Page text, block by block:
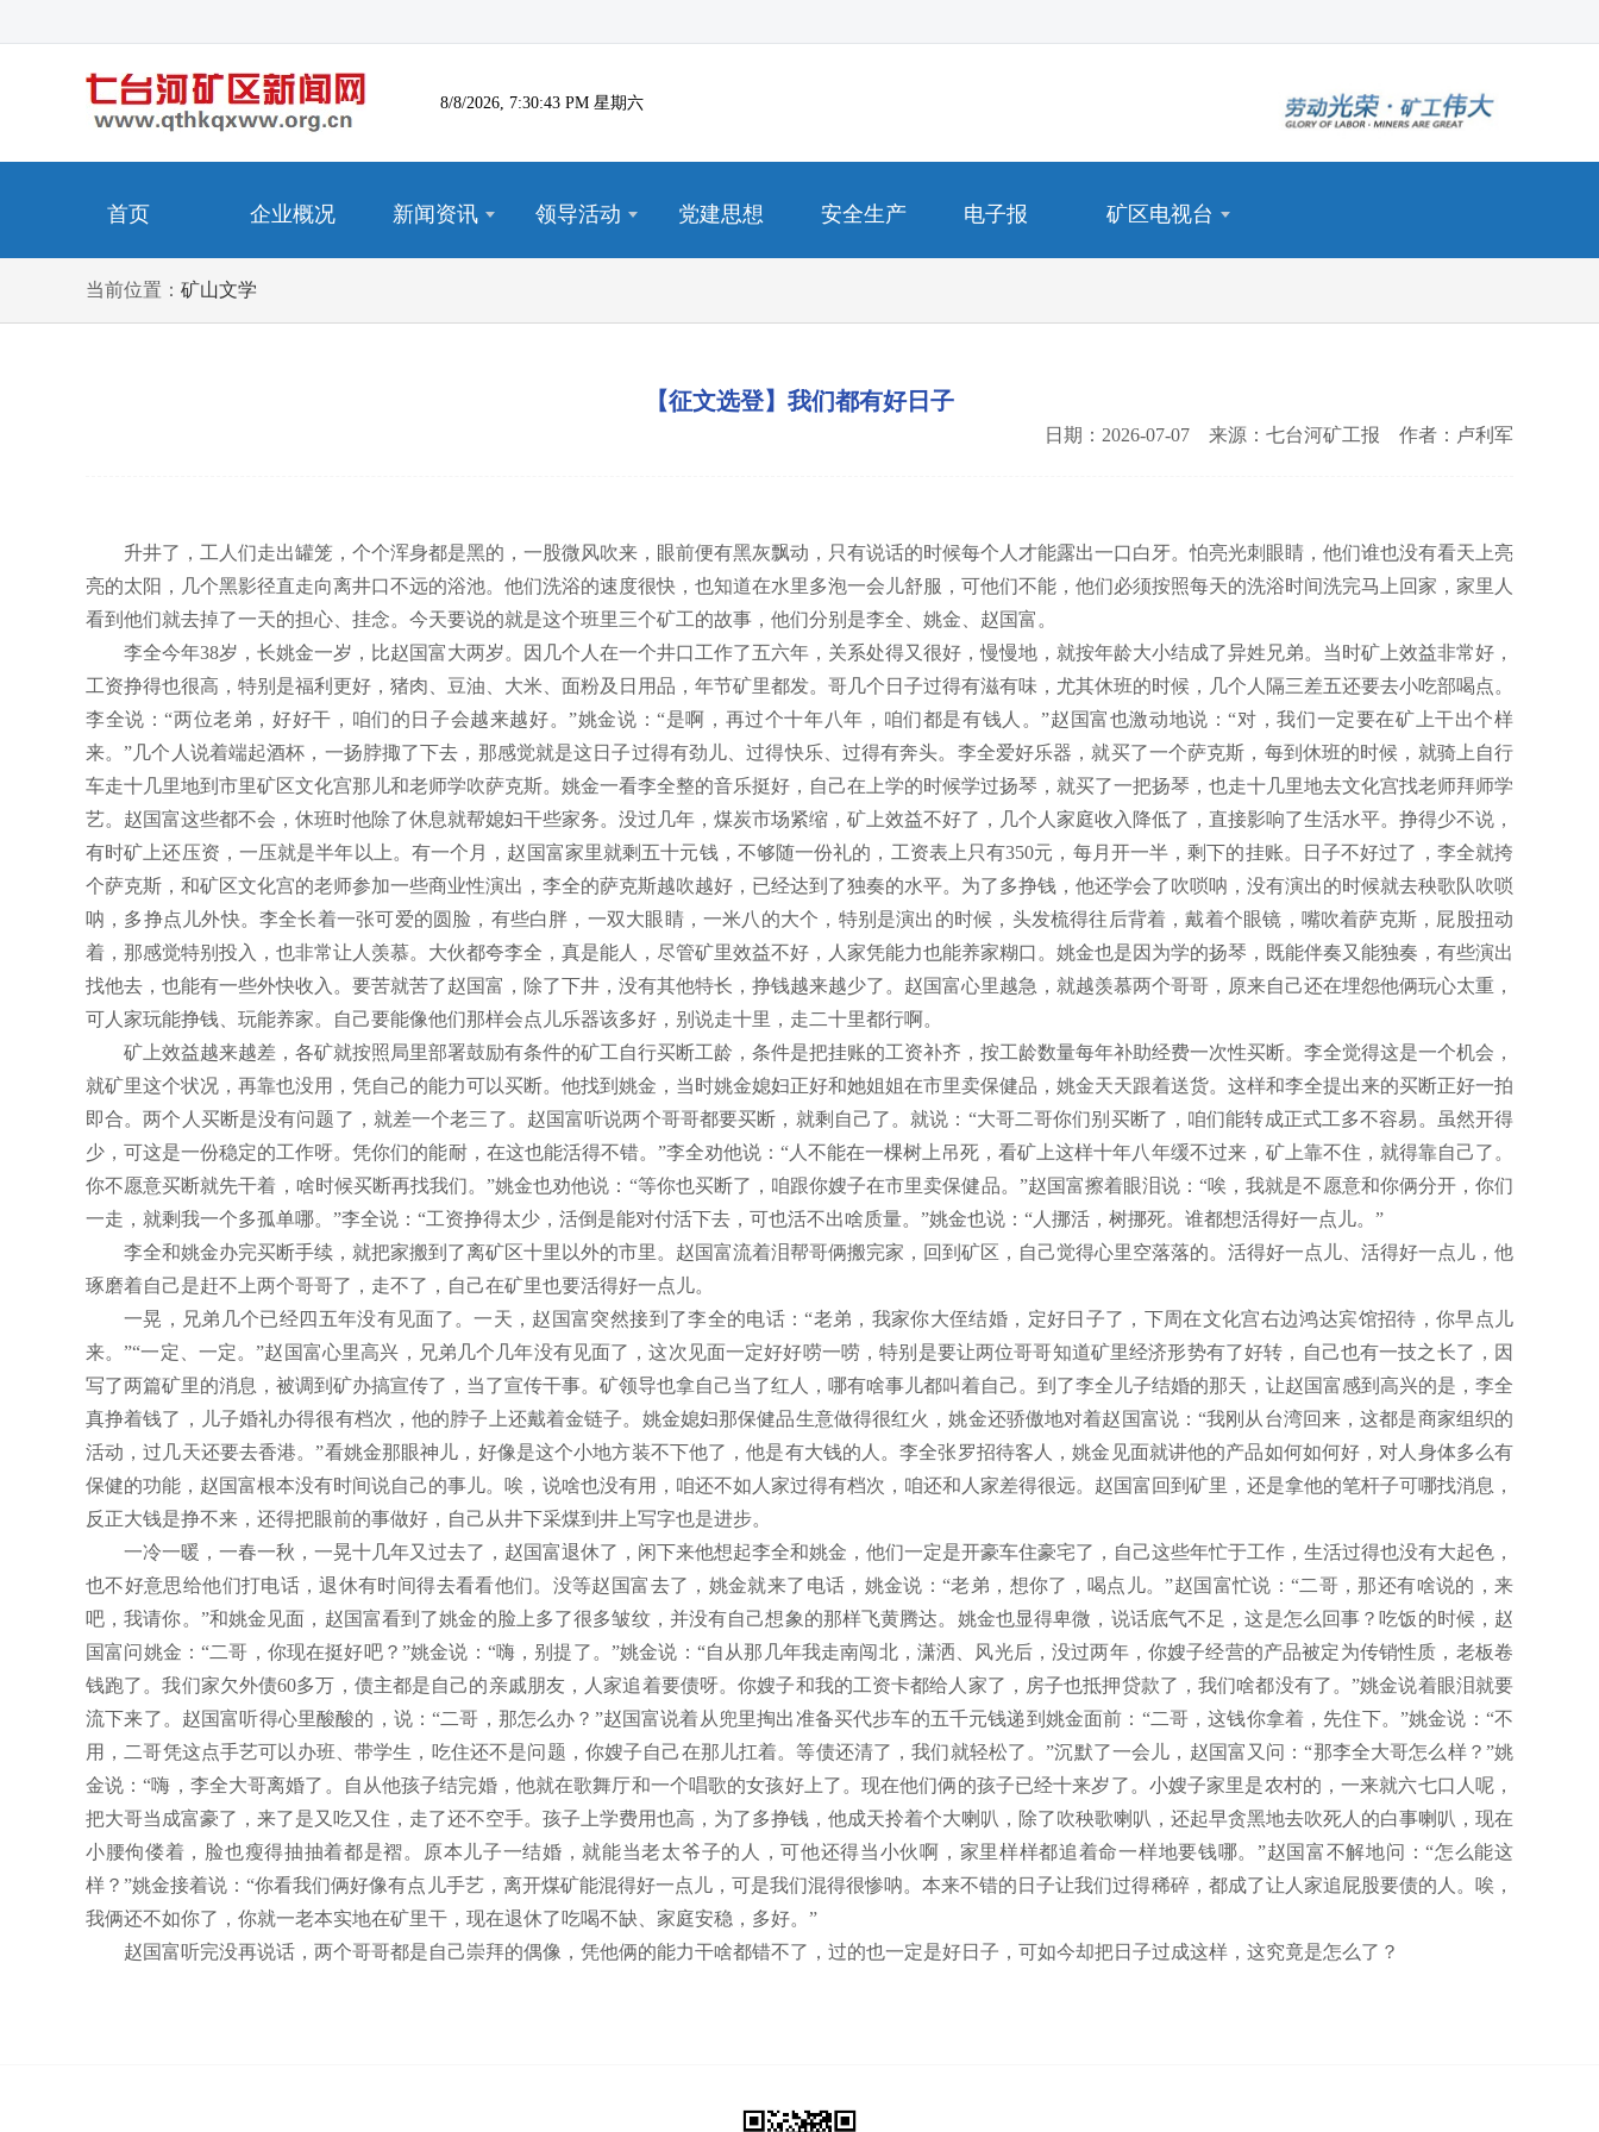
8/8/2026, 7:30:44 PM 星期六
首页 企业概况 新闻资讯 领导活动 党建思想 安全生产 电子报 矿区电视台
当前位置： 矿山文学
【征文选登】我们都有好日子
日期：2026-07-07 来源：七台河矿工报 作者：卢利军
升井了，工人们走出罐笼，个个浑身都是黑的，一股微风吹来，眼前便有黑灰飘动，只有说话的时候每个人才能露出一口白牙。怕亮光刺眼睛，他们谁也没有看天上亮
亮的太阳，几个黑影径直走向离井口不远的浴池。他们洗浴的速度很快，也知道在水里多泡一会儿舒服，可他们不能，他们必须按照每天的洗浴时间洗完马上回家，家里人
看到他们就去掉了一天的担心、挂念。今天要说的就是这个班里三个矿工的故事，他们分别是李全、姚金、赵国富。
李全今年38岁，长姚金一岁，比赵国富大两岁。因几个人在一个井口工作了五六年，关系处得又很好，慢慢地，就按年龄大小结成了异姓兄弟。当时矿上效益非常好，
工资挣得也很高，特别是福利更好，猪肉、豆油、大米、面粉及日用品，年节矿里都发。哥几个日子过得有滋有味，尤其休班的时候，几个人隔三差五还要去小吃部喝点。
李全说：“两位老弟，好好干，咱们的日子会越来越好。”姚金说：“是啊，再过个十年八年，咱们都是有钱人。”赵国富也激动地说：“对，我们一定要在矿上干出个样
来。”几个人说着端起酒杯，一扬脖掫了下去，那感觉就是这日子过得有劲儿、过得快乐、过得有奔头。李全爱好乐器，就买了一个萨克斯，每到休班的时候，就骑上自行
车走十几里地到市里矿区文化宫那儿和老师学吹萨克斯。姚金一看李全整的音乐挺好，自己在上学的时候学过扬琴，就买了一把扬琴，也走十几里地去文化宫找老师拜师学
艺。赵国富这些都不会，休班时他除了休息就帮媳妇干些家务。没过几年，煤炭市场紧缩，矿上效益不好了，几个人家庭收入降低了，直接影响了生活水平。挣得少不说，
有时矿上还压资，一压就是半年以上。有一个月，赵国富家里就剩五十元钱，不够随一份礼的，工资表上只有350元，每月开一半，剩下的挂账。日子不好过了，李全就挎
个萨克斯，和矿区文化宫的老师参加一些商业性演出，李全的萨克斯越吹越好，已经达到了独奏的水平。为了多挣钱，他还学会了吹唢呐，没有演出的时候就去秧歌队吹唢
呐，多挣点儿外快。李全长着一张可爱的圆脸，有些白胖，一双大眼睛，一米八的大个，特别是演出的时候，头发梳得往后背着，戴着个眼镜，嘴吹着萨克斯，屁股扭动
着，那感觉特别投入，也非常让人羡慕。大伙都夸李全，真是能人，尽管矿里效益不好，人家凭能力也能养家糊口。姚金也是因为学的扬琴，既能伴奏又能独奏，有些演出
找他去，也能有一些外快收入。要苦就苦了赵国富，除了下井，没有其他特长，挣钱越来越少了。赵国富心里越急，就越羡慕两个哥哥，原来自己还在埋怨他俩玩心太重，
可人家玩能挣钱、玩能养家。自己要能像他们那样会点儿乐器该多好，别说走十里，走二十里都行啊。
矿上效益越来越差，各矿就按照局里部署鼓励有条件的矿工自行买断工龄，条件是把挂账的工资补齐，按工龄数量每年补助经费一次性买断。李全觉得这是一个机会，
就矿里这个状况，再靠也没用，凭自己的能力可以买断。他找到姚金，当时姚金媳妇正好和她姐姐在市里卖保健品，姚金天天跟着送货。这样和李全提出来的买断正好一拍
即合。两个人买断是没有问题了，就差一个老三了。赵国富听说两个哥哥都要买断，就剩自己了。就说：“大哥二哥你们别买断了，咱们能转成正式工多不容易。虽然开得
少，可这是一份稳定的工作呀。凭你们的能耐，在这也能活得不错。”李全劝他说：“人不能在一棵树上吊死，看矿上这样十年八年缓不过来，矿上靠不住，就得靠自己了。
你不愿意买断就先干着，啥时候买断再找我们。”姚金也劝他说：“等你也买断了，咱跟你嫂子在市里卖保健品。”赵国富擦着眼泪说：“唉，我就是不愿意和你俩分开，你们
一走，就剩我一个多孤单哪。”李全说：“工资挣得太少，活倒是能对付活下去，可也活不出啥质量。”姚金也说：“人挪活，树挪死。谁都想活得好一点儿。”
李全和姚金办完买断手续，就把家搬到了离矿区十里以外的市里。赵国富流着泪帮哥俩搬完家，回到矿区，自己觉得心里空落落的。活得好一点儿、活得好一点儿，他
琢磨着自己是赶不上两个哥哥了，走不了，自己在矿里也要活得好一点儿。
一晃，兄弟几个已经四五年没有见面了。一天，赵国富突然接到了李全的电话：“老弟，我家你大侄结婚，定好日子了，下周在文化宫右边鸿达宾馆招待，你早点儿
来。”“一定、一定。”赵国富心里高兴，兄弟几个几年没有见面了，这次见面一定好好唠一唠，特别是要让两位哥哥知道矿里经济形势有了好转，自己也有一技之长了，因
写了两篇矿里的消息，被调到矿办搞宣传了，当了宣传干事。矿领导也拿自己当了红人，哪有啥事儿都叫着自己。到了李全儿子结婚的那天，让赵国富感到高兴的是，李全
真挣着钱了，儿子婚礼办得很有档次，他的脖子上还戴着金链子。姚金媳妇那保健品生意做得很红火，姚金还骄傲地对着赵国富说：“我刚从台湾回来，这都是商家组织的
活动，过几天还要去香港。”看姚金那眼神儿，好像是这个小地方装不下他了，他是有大钱的人。李全张罗招待客人，姚金见面就讲他的产品如何如何好，对人身体多么有
保健的功能，赵国富根本没有时间说自己的事儿。唉，说啥也没有用，咱还不如人家过得有档次，咱还和人家差得很远。赵国富回到矿里，还是拿他的笔杆子可哪找消息，
反正大钱是挣不来，还得把眼前的事做好，自己从井下采煤到井上写字也是进步。
一冷一暖，一春一秋，一晃十几年又过去了，赵国富退休了，闲下来他想起李全和姚金，他们一定是开豪车住豪宅了，自己这些年忙于工作，生活过得也没有大起色，
也不好意思给他们打电话，退休有时间得去看看他们。没等赵国富去了，姚金就来了电话，姚金说：“老弟，想你了，喝点儿。”赵国富忙说：“二哥，那还有啥说的，来
吧，我请你。”和姚金见面，赵国富看到了姚金的脸上多了很多皱纹，并没有自己想象的那样飞黄腾达。姚金也显得卑微，说话底气不足，这是怎么回事？吃饭的时候，赵
国富问姚金：“二哥，你现在挺好吧？”姚金说：“嗨，别提了。”姚金说：“自从那几年我走南闯北，潇洒、风光后，没过两年，你嫂子经营的产品被定为传销性质，老板卷
钱跑了。我们家欠外债60多万，债主都是自己的亲戚朋友，人家追着要债呀。你嫂子和我的工资卡都给人家了，房子也抵押贷款了，我们啥都没有了。”姚金说着眼泪就要
流下来了。赵国富听得心里酸酸的，说：“二哥，那怎么办？”赵国富说着从兜里掏出准备买代步车的五千元钱递到姚金面前：“二哥，这钱你拿着，先住下。”姚金说：“不
用，二哥凭这点手艺可以办班、带学生，吃住还不是问题，你嫂子自己在那儿扛着。等债还清了，我们就轻松了。”沉默了一会儿，赵国富又问：“那李全大哥怎么样？”姚
金说：“嗨，李全大哥离婚了。自从他孩子结完婚，他就在歌舞厅和一个唱歌的女孩好上了。现在他们俩的孩子已经十来岁了。小嫂子家里是农村的，一来就六七口人呢，
把大哥当成富豪了，来了是又吃又住，走了还不空手。孩子上学费用也高，为了多挣钱，他成天拎着个大喇叭，除了吹秧歌喇叭，还起早贪黑地去吹死人的白事喇叭，现在
小腰佝偻着，脸也瘦得抽抽着都是褶。原本儿子一结婚，就能当老太爷子的人，可他还得当小伙啊，家里样样都追着命一样地要钱哪。”赵国富不解地问：“怎么能这
样？”姚金接着说：“你看我们俩好像有点儿手艺，离开煤矿能混得好一点儿，可是我们混得很惨呐。本来不错的日子让我们过得稀碎，都成了让人家追屁股要债的人。唉，
我俩还不如你了，你就一老本实地在矿里干，现在退休了吃喝不缺、家庭安稳，多好。”
赵国富听完没再说话，两个哥哥都是自己崇拜的偶像，凭他俩的能力干啥都错不了，过的也一定是好日子，可如今却把日子过成这样，这究竟是怎么了？